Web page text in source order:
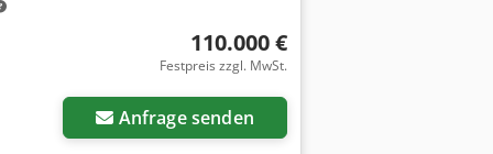
110.000 €
Festpreis zzgl. MwSt.
Anfrage senden